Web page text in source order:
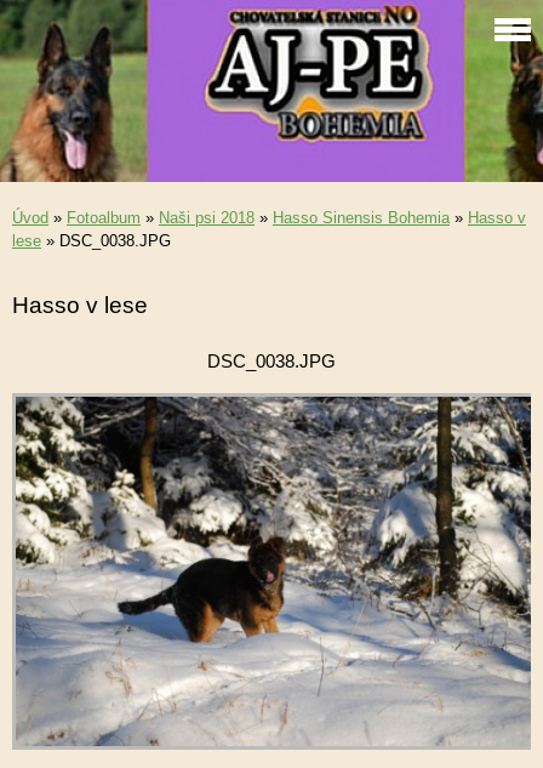
Úvod » Fotoalbum » Naši psi 2018 » Hasso Sinensis Bohemia» Hasso v
lese » DSC_0038.JPG
Hasso v lese
DSC_0038.JPG